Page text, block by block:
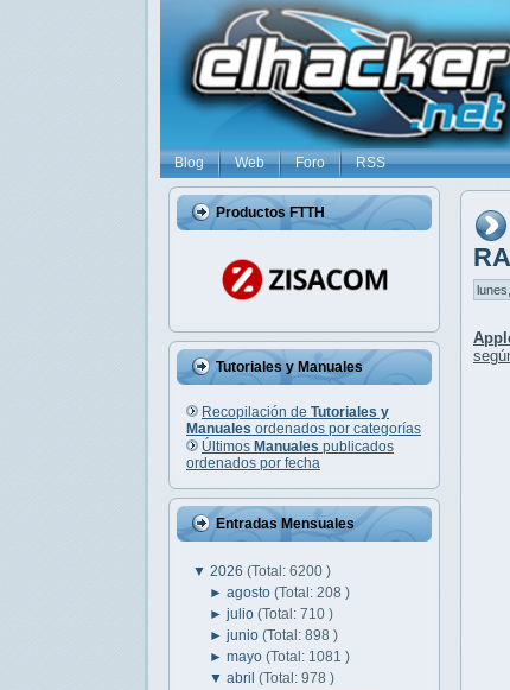
Blog Web Foro RSS
Productos FTTH
Tutoriales y Manuales
Recopilación de Tutoriales y
Manuales ordenados por categorías
Últimos Manuales publicados
ordenados por fecha
Entradas Mensuales
▼ 2026 (Total: 6200 )
►agosto(Total: 208 )
►julio(Total: 710 )
►junio(Total: 898 )
►mayo(Total: 1081 )
▼abril(Total: 978 )